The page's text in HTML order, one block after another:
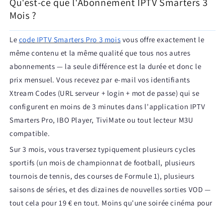
Mois ?
Le code IPTV Smarters Pro 3 mois vous offre exactement le
même contenu et la même qualité que tous nos autres
abonnements — la seule différence est la durée et donc le
prix mensuel. Vous recevez par e-mail vos identifiants
Xtream Codes (URL serveur + login + mot de passe) qui se
configurent en moins de 3 minutes dans l'application IPTV
Smarters Pro, IBO Player, TiviMate ou tout lecteur M3U
compatible.
Sur 3 mois, vous traversez typiquement plusieurs cycles
sportifs (un mois de championnat de football, plusieurs
tournois de tennis, des courses de Formule 1), plusieurs
saisons de séries, et des dizaines de nouvelles sorties VOD —
tout cela pour 19 € en tout. Moins qu'une soirée cinéma pour